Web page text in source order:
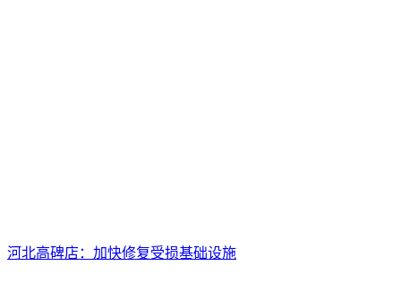
河北高碑店：加快修复受损基础设施